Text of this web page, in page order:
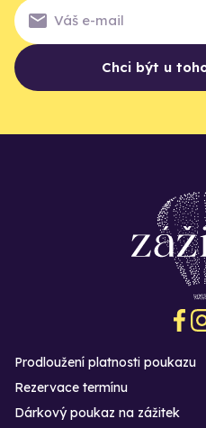
Chci být u
Prodloužení platnosti poukazu
Rezervace termínu
Dárkový poukaz na zážitek